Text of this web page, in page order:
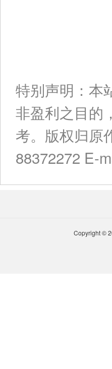
特别声明：本
非盈利之目的
考。版权归原
88372272 E-
Copyright ©